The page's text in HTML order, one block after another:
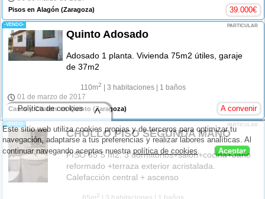
Pisos en Alagón (Zaragoza) 39.000€
-VENDO- PARTICULAR
Quinto Adosado
Adosado 1 planta. Vivienda 75m2 útiles, garaje
de 37m2
110m2 | 3 habitaciones | 1 baños
01 de marzo de 2017
Casas y Chalets en Quinto (Zaragoza) A convenir
-VENDO- PARTICULAR
CHOLLO PISO SEGUNDA MANO
PISO 65´5 m2. 3 dormitorios+salón+cocina+baño
reformado +terraza exterior acristalada.
Calefacción central + ascenso
2
Este sitio web utiliza cookies propias y de terceros para optimizar tu
navegación, adaptarse a tus preferencias y realizar labores analíticas. Al
continuar navegando aceptas nuestrapolítica de cookies. Aceptar
Política de cookies ^